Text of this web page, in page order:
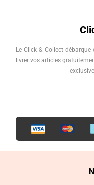
Le Click & Collect
livrer vos articles